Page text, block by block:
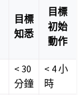
目標
知悉
目標
初始
動作
< 30
分鐘
< 4 小
時